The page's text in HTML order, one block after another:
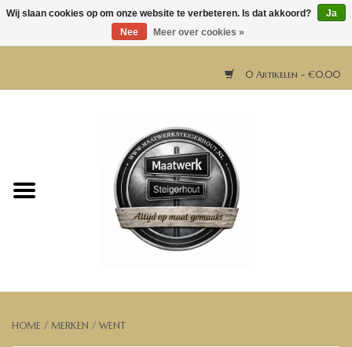
0 Artikelen - €0,00
Horeca meubels
Bartafels
HOME / MERKEN / WENT
Wij slaan cookies op om onze website te verbeteren. Is dat akkoord?
Ja
Nee
Meer over cookies »